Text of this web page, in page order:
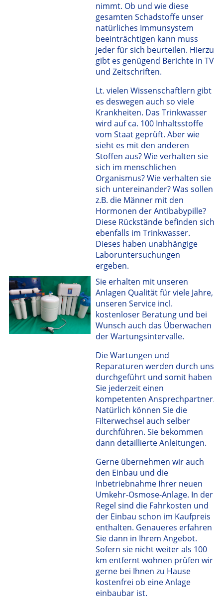
nimmt. Ob und wie diese
gesamten Schadstoffe unser
natürliches Immunsystem
beeinträchtigen kann muss
jeder für sich beurteilen. Hierzu
gibt es genügend Berichte in TV
und Zeitschriften.
Lt. vielen Wissenschaftlern gibt
es deswegen auch so viele
Krankheiten. Das Trinkwasser
wird auf ca. 100 Inhaltsstoffe
vom Staat geprüft. Aber wie
sieht es mit den anderen
Stoffen aus? Wie verhalten sie
sich im menschlichen
Organismus? Wie verhalten sie
sich untereinander? Was sollen
z.B. die Männer mit den
Hormonen der Antibabypille?
Diese Rückstände befinden sich
ebenfalls im Trinkwasser.
Dieses haben unabhängige
Laboruntersuchungen
ergeben.
Sie erhalten mit unseren
Anlagen Qualität für viele Jahre,
unseren Service incl.
kostenloser Beratung und bei
Wunsch auch das Überwachen
der Wartungsintervalle.
Die Wartungen und
Reparaturen werden durch uns
durchgeführt und somit haben
Sie jederzeit einen
kompetenten Ansprechpartner.
Natürlich können Sie die
Filterwechsel auch selber
durchführen. Sie bekommen
dann detaillierte Anleitungen.
Gerne übernehmen wir auch
den Einbau und die
Inbetriebnahme Ihrer neuen
Umkehr-Osmose-Anlage. In der
Regel sind die Fahrkosten und
der Einbau schon im Kaufpreis
enthalten. Genaueres erfahren
Sie dann in Ihrem Angebot.
Sofern sie nicht weiter als 100
km entfernt wohnen prüfen wir
gerne bei Ihnen zu Hause
kostenfrei ob eine Anlage
einbaubar ist.